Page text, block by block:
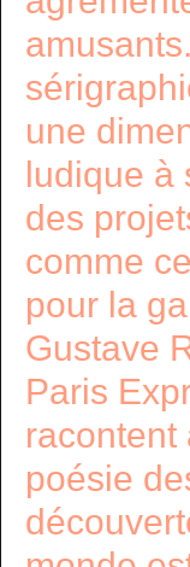
une
ludique à
des
comme
pour la
Gustave
Paris
racontent
poésie